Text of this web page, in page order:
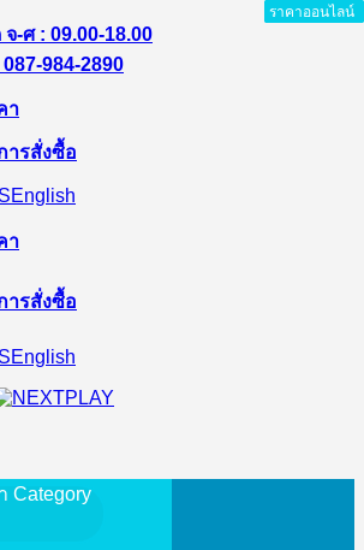
จ-ศ : 09.00-18.00
984-2890
า
ารสั่งซื้อ
English
า
ารสั่งซื้อ
English
Category
ราคาออนไลน์
ราคาออนไลน์
ราคาออนไลน์
ราคาออนไลน์
ราคาออนไลน์
ราคาออนไลน์